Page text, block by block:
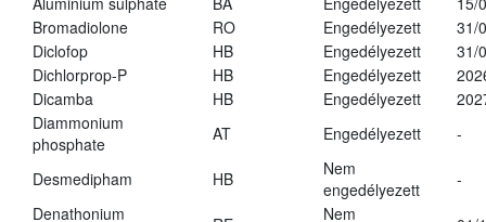
Bromadiolone
RO Engedélyezett
31/
Diclofop
HB Engedélyezett
31/
Dichlorprop-P
HB Engedélyezett
Dicamba
HB Engedélyezett
Diammonium
phosphate
AT Engedélyezett -
Desmedipham HB
Nem
engedélyezett
-
Denathonium
Nem